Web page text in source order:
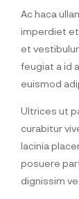
Ac haca
imperdiet
et
feugiat a id
euismod
Ultrices ut
curabitur
lacinia
posuere
dignissim